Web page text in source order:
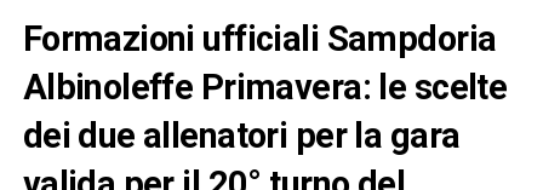
Formazioni ufficiali Sampdoria
Albinoleffe Primavera: le scelte
dei due allenatori per la gara